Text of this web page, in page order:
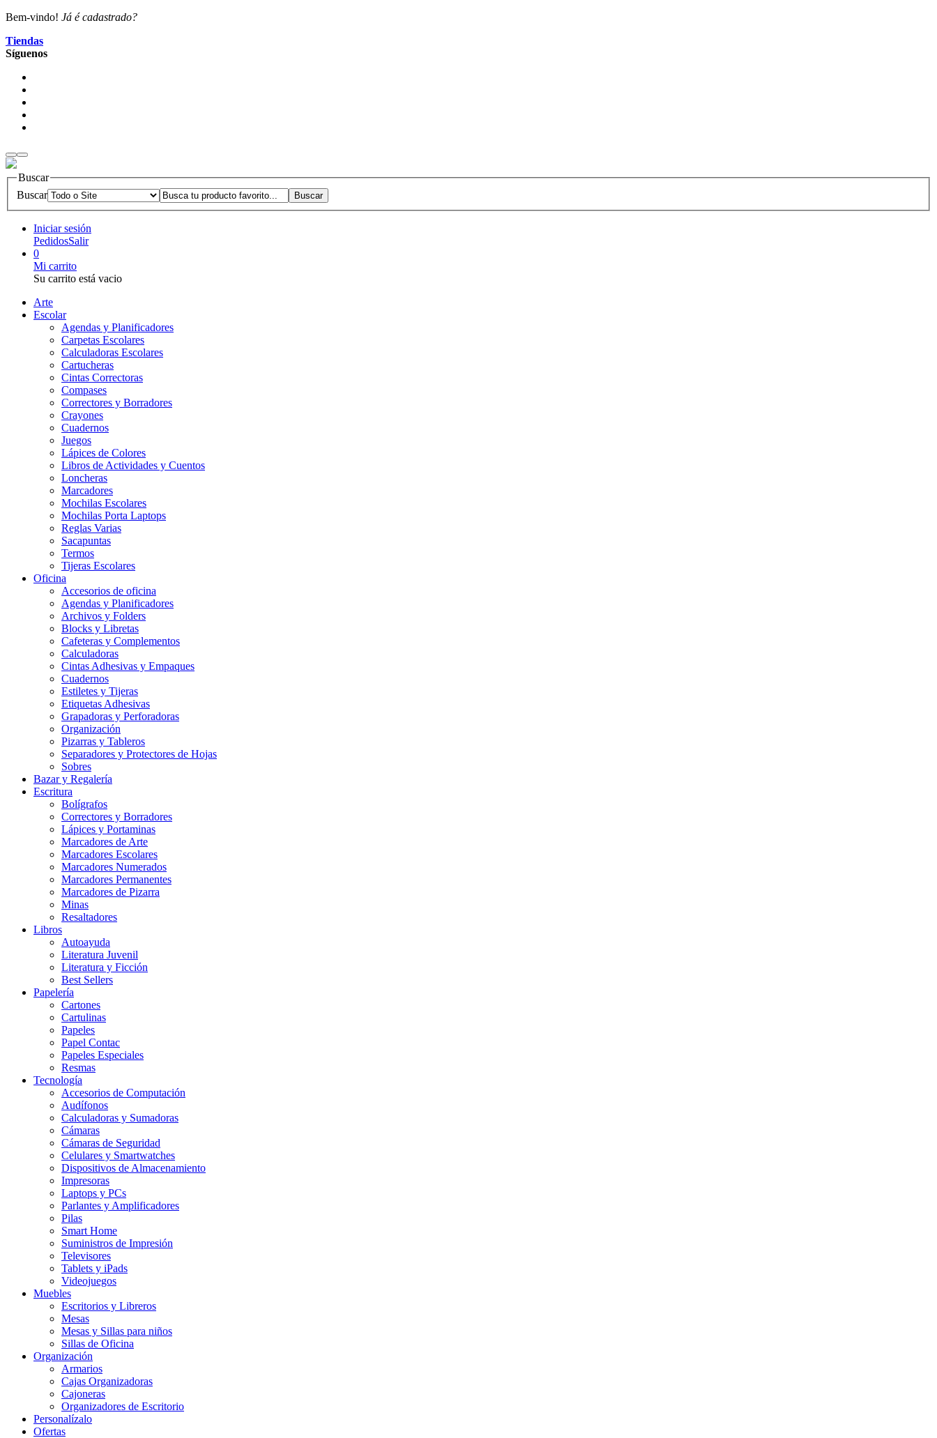
Bem-vindo! Já é cadastrado?
Tiendas
Síguenos
Buscar
Buscar
Iniciar sesión
PedidosSalir
0
Mi carrito
Su carrito está vacio
Arte
Escolar
Agendas y Planificadores
Carpetas Escolares
Calculadoras Escolares
Cartucheras
Cintas Correctoras
Compases
Correctores y Borradores
Crayones
Cuadernos
Juegos
Lápices de Colores
Libros de Actividades y Cuentos
Loncheras
Marcadores
Mochilas Escolares
Mochilas Porta Laptops
Reglas Varias
Sacapuntas
Termos
Tijeras Escolares
Oficina
Accesorios de oficina
Agendas y Planificadores
Archivos y Folders
Blocks y Libretas
Cafeteras y Complementos
Calculadoras
Cintas Adhesivas y Empaques
Cuadernos
Estiletes y Tijeras
Etiquetas Adhesivas
Grapadoras y Perforadoras
Organización
Pizarras y Tableros
Separadores y Protectores de Hojas
Sobres
Bazar y Regalería
Escritura
Bolígrafos
Correctores y Borradores
Lápices y Portaminas
Marcadores de Arte
Marcadores Escolares
Marcadores Numerados
Marcadores Permanentes
Marcadores de Pizarra
Minas
Resaltadores
Libros
Autoayuda
Literatura Juvenil
Literatura y Ficción
Best Sellers
Papelería
Cartones
Cartulinas
Papeles
Papel Contac
Papeles Especiales
Resmas
Tecnología
Accesorios de Computación
Audífonos
Calculadoras y Sumadoras
Cámaras
Cámaras de Seguridad
Celulares y Smartwatches
Dispositivos de Almacenamiento
Impresoras
Laptops y PCs
Parlantes y Amplificadores
Pilas
Smart Home
Suministros de Impresión
Televisores
Tablets y iPads
Videojuegos
Muebles
Escritorios y Libreros
Mesas
Mesas y Sillas para niños
Sillas de Oficina
Organización
Armarios
Cajas Organizadoras
Cajoneras
Organizadores de Escritorio
Personalízalo
Ofertas